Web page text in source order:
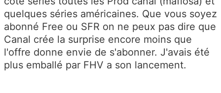
quelques séries américaines. Que vous soyez
abonné Free ou SFR on ne peux pas dire que
Canal crée la surprise encore moins que
l'offre donne envie de s'abonner. J'avais été
plus emballé par FHV a son lancement.